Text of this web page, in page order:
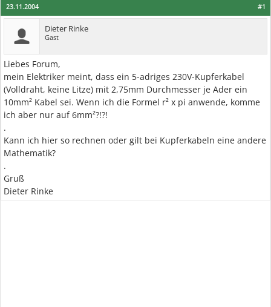
#1
23.11.2004
Dieter Rinke
Gast
Liebes Forum,
mein Elektriker meint, dass ein 5-adriges 230V-Kupferkabel
(Volldraht, keine Litze) mit 2,75mm Durchmesser je Ader ein
10mm² Kabel sei. Wenn ich die Formel r² x pi anwende, komme
ich aber nur auf 6mm²?!?!
.
Kann ich hier so rechnen oder gilt bei Kupferkabeln eine andere
Mathematik?
.
Gruß
Dieter Rinke